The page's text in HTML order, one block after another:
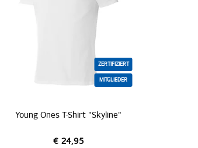
ZERTIFIZIERT
MITGLIEDER
Young Ones T-Shirt "Skyline"
€ 24,95